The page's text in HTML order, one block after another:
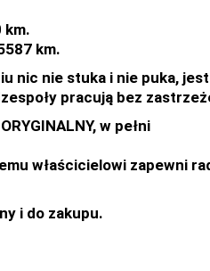
km.
km.
nic nie stuka i nie puka, jest
pracują bez
w pełni
właścicielowi zapewni
i do zakupu.